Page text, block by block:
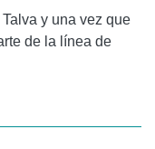
y una vez que
de la línea de